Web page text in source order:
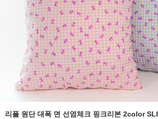
리플 원단 대폭 면 선염체크 핑크리본 2color